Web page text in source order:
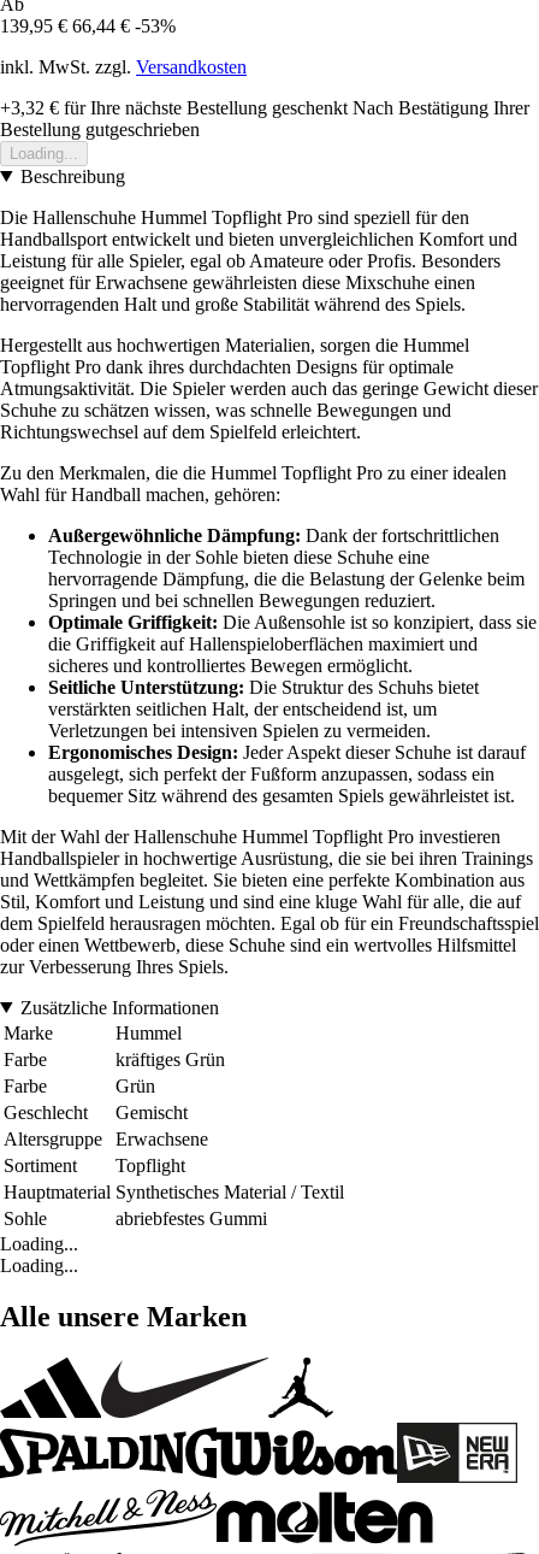
139,95 € 66,44 € -53%
inkl. MwSt. zzgl. Versandkosten
+3,32 € für Ihre nächste Bestellung geschenkt Nach Bestätigung Ihrer
Bestellung gutgeschrieben
Loading...
Beschreibung
Die Hallenschuhe Hummel Topflight Pro sind speziell für den
Handballsport entwickelt und bieten unvergleichlichen Komfort und
Leistung für alle Spieler, egal ob Amateure oder Profis. Besonders
geeignet für Erwachsene gewährleisten diese Mixschuhe einen
hervorragenden Halt und große Stabilität während des Spiels.
Hergestellt aus hochwertigen Materialien, sorgen die Hummel
Topflight Pro dank ihres durchdachten Designs für optimale
Atmungsaktivität. Die Spieler werden auch das geringe Gewicht dieser
Schuhe zu schätzen wissen, was schnelle Bewegungen und
Richtungswechsel auf dem Spielfeld erleichtert.
Zu den Merkmalen, die die Hummel Topflight Pro zu einer idealen
Wahl für Handball machen, gehören:
Außergewöhnliche Dämpfung: Dank der fortschrittlichen
Technologie in der Sohle bieten diese Schuhe eine
hervorragende Dämpfung, die die Belastung der Gelenke beim
Springen und bei schnellen Bewegungen reduziert.
Optimale Griffigkeit: Die Außensohle ist so konzipiert, dass sie
die Griffigkeit auf Hallenspieloberflächen maximiert und
sicheres und kontrolliertes Bewegen ermöglicht.
Seitliche Unterstützung: Die Struktur des Schuhs bietet
verstärkten seitlichen Halt, der entscheidend ist, um
Verletzungen bei intensiven Spielen zu vermeiden.
Ergonomisches Design: Jeder Aspekt dieser Schuhe ist darauf
ausgelegt, sich perfekt der Fußform anzupassen, sodass ein
bequemer Sitz während des gesamten Spiels gewährleistet ist.
Mit der Wahl der Hallenschuhe Hummel Topflight Pro investieren
Handballspieler in hochwertige Ausrüstung, die sie bei ihren Trainings
und Wettkämpfen begleitet. Sie bieten eine perfekte Kombination aus
Stil, Komfort und Leistung und sind eine kluge Wahl für alle, die auf
dem Spielfeld herausragen möchten. Egal ob für ein Freundschaftsspiel
oder einen Wettbewerb, diese Schuhe sind ein wertvolles Hilfsmittel
zur Verbesserung Ihres Spiels.
Zusätzliche Informationen
Marke
Hummel
Farbe
kräftiges Grün
Farbe
Grün
Geschlecht
Gemischt
Altersgruppe
Erwachsene
Sortiment
Topflight
Hauptmaterial Synthetisches Material / Textil
Sohle
abriebfestes Gummi
Loading...
Loading...
Alle unsere Marken